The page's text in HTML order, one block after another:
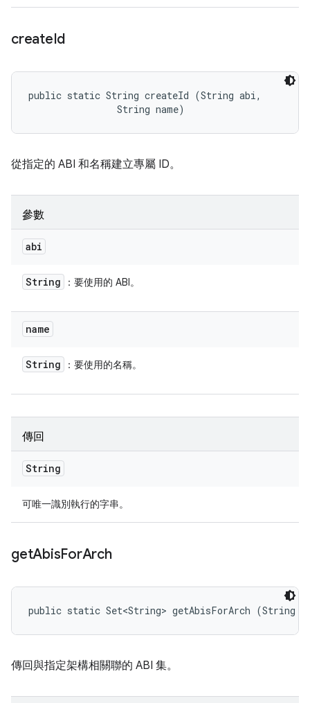
createId
public static String createId (String abi,
                String name)
從指定的 ABI 和名稱建立專屬 ID。
參數
abi
String ：要使用的 ABI。
name
String ：要使用的名稱。
傳回
String
可唯一識別執行的字串。
getAbisForArch
public static Set<String> getAbisForArch (String
傳回與指定架構相關聯的 ABI 集。